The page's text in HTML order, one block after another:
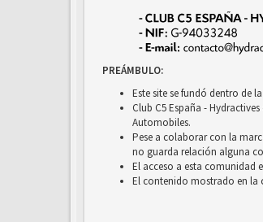
PREÁMBULO:
Este site se fundó dentro de
Club C5 España -
Automobiles.
Pese a colaborar con la
no guarda relación alguna
El acceso a esta comunidad
El contenido mostrado en la